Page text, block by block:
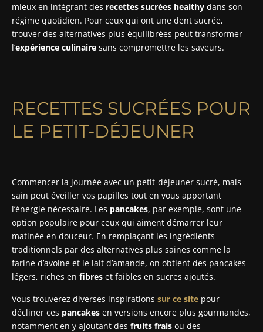
mieux en intégrant des recettes sucrées healthy dans son
régime quotidien. Pour ceux qui ont une dent sucrée,
trouver des alternatives plus équilibrées peut transformer
l’expérience culinaire sans compromettre les saveurs.
RECETTES SUCRÉES POUR
LE PETIT-DÉJEUNER
Commencer la journée avec un petit-déjeuner sucré, mais
sain peut éveiller vos papilles tout en vous apportant
l’énergie nécessaire. Les pancakes, par exemple, sont une
option populaire pour ceux qui aiment démarrer leur
matinée en douceur. En remplaçant les ingrédients
traditionnels par des alternatives plus saines comme la
farine d’avoine et le lait d’amande, on obtient des pancakes
légers, riches en fibres et faibles en sucres ajoutés.
Vous trouverez diverses inspirations sur ce site pour
décliner ces pancakes en versions encore plus gourmandes,
notamment en y ajoutant des fruits frais ou des